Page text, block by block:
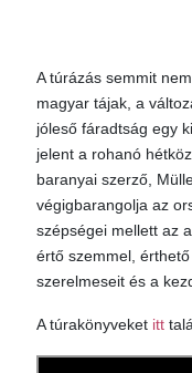
A túrázás semmit
magyar tájak, a
jóleső fáradtság egy
jelent a rohanó
baranyai szerző,
végigbarangolja az
szépségei mellett az
értő szemmel,
szerelmeseit és a
A túrakönyveket itt